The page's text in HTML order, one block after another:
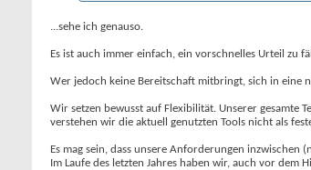
...sehe ich genauso.
Es ist auch immer einfach, ein vorschnelles Urteil zu
Wer jedoch keine Bereitschaft mitbringt, sich in eine
Wir setzen bewusst auf Flexibilität. Unserer gesamte
verstehen wir die aktuell genutzten Tools nicht als
Es mag sein, dass unsere Anforderungen inzwischen
Im Laufe des letzten Jahres haben wir, auch vor